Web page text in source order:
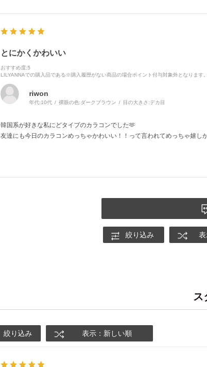
とにかくかわいい
おすすめ度:5
LILYANNAでの購入品である※購入履歴がない商品の場合ポイント付与対象外となります。
riwon
年代:10代 裸眼の色:ダークブラウン 目の大きさ:デカ目
韓国系が好きな私にどタイプのカラコンでした🫶
友達にも今日のカラコンめっちゃかわいい！！って言われてめっちゃ嬉し
絞り込み
ス
絞り込み 表示：新しい順